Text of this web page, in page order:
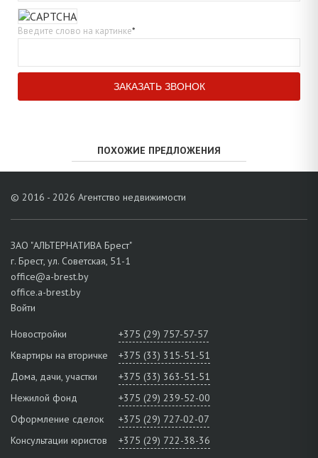
Введите слово на картинке*
ПОХОЖИЕ ПРЕДЛОЖЕНИЯ
© 2016 - 2026 Агентство недвижимости
ЗАО "АЛЬТЕРНАТИВА Брест"
г. Брест, ул. Советская, 51-1
office@a-brest.by
office.a-brest.by
Войти
Новостройки
+375 (29) 757-57-57
Квартиры на вторичке
+375 (33) 315-51-51
Дома, дачи, участки
+375 (33) 363-51-51
Нежилой фонд
+375 (29) 239-52-00
Оформление сделок
+375 (29) 727-02-07
Консультации юристов
+375 (29) 722-38-36